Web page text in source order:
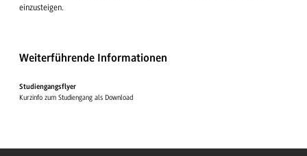
einzusteigen.
Weiterführende Informationen
Studiengangsflyer
Kurzinfo zum Studiengang als Download